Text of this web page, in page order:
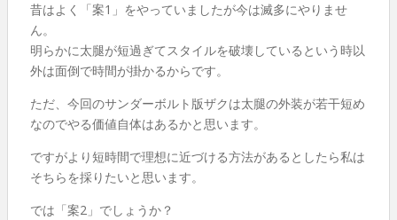
昔はよく「案1」をやっていましたが今は滅多にやりませ
ん。
明らかに太腿が短過ぎてスタイルを破壊しているという時以
外は面倒で時間が掛かるからです。
ただ、今回のサンダーボルト版ザクは太腿の外装が若干短め
なのでやる価値自体はあるかと思います。
ですがより短時間で理想に近づける方法があるとしたら私は
そちらを採りたいと思います。
では「案2」でしょうか？